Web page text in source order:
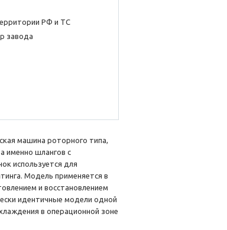
РФ и ТС
завода
машина роторного типа,
именно шлангов с
используется для
Модель применяется в
и восстановлением
идентичные модели одной
в операционной зоне